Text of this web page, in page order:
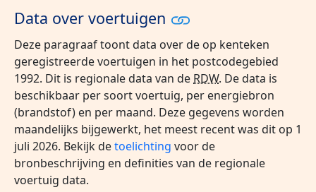
Data over voertuigen
Deze paragraaf toont data over de op kenteken
geregistreerde voertuigen in het postcodegebied
1992. Dit is regionale data van de RDW. De data is
beschikbaar per soort voertuig, per energiebron
(brandstof) en per maand. Deze gegevens worden
maandelijks bijgewerkt, het meest recent was dit op 1
juli 2026. Bekijk detoelichting voor de
bronbeschrijving en definities van de regionale
voertuig data.